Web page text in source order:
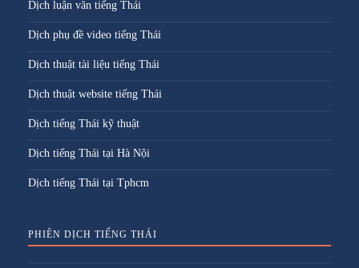
Dịch luận văn tiếng Thái
Dịch phụ đề video tiếng Thái
Dịch thuật tài liệu tiếng Thái
Dịch thuật website tiếng Thái
Dịch tiếng Thái kỹ thuật
Dịch tiếng Thái tại Hà Nội
Dịch tiếng Thái tại Tphcm
PHIÊN DỊCH TIẾNG THÁI